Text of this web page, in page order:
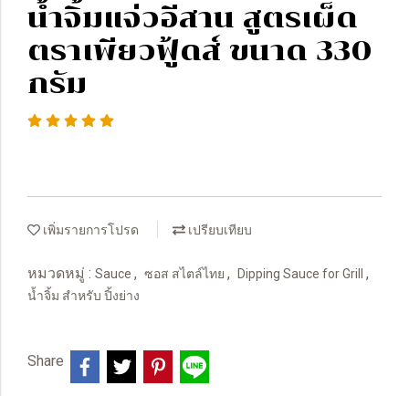
น้ำจิ้มแจ่วอีสาน สูตรเผ็ด
ตราเพียวฟู้ดส์ ขนาด 330
กรัม
เพิ่มรายการโปรด เปรียบเทียบ
หมวดหมู่ : Sauce , ซอส สไตล์ไทย , Dipping Sauce for Grill ,
น้ำจิ้ม สำหรับ ปิ้งย่าง
Share